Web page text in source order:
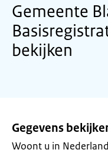
Gemeente
bekijken
Gegevens
Woont u in